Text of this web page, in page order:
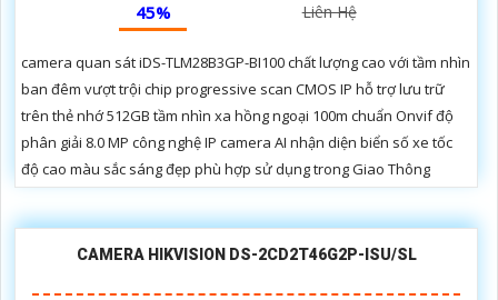
45% Liên Hệ
camera quan sát iDS-TLM28B3GP-BI100 chất lượng cao với tầm nhìn
ban đêm vượt trội chip progressive scan CMOS IP hỗ trợ lưu trữ
trên thẻ nhớ 512GB tầm nhìn xa hồng ngoại 100m chuẩn Onvif độ
phân giải 8.0 MP công nghệ IP camera AI nhận diện biển số xe tốc
độ cao màu sắc sáng đẹp phù hợp sử dụng trong Giao Thông
CAMERA HIKVISION DS-2CD2T46G2P-ISU/SL